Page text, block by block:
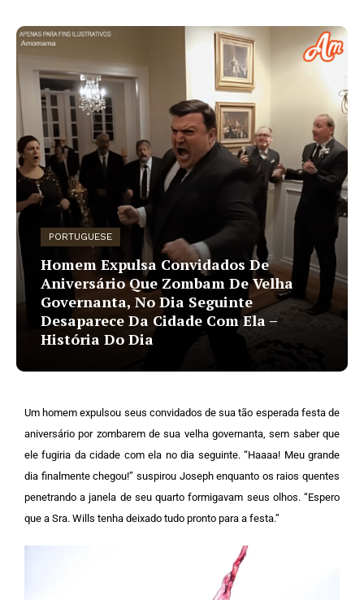
PORTUGUESE
Homem Expulsa Convidados De
Aniversário Que Zombam De Velha
Governanta, No Dia Seguinte
Desaparece Da Cidade Com Ela –
História Do Dia
Um homem expulsou seus convidados de sua tão esperada festa de
aniversário por zombarem de sua velha governanta, sem saber que
ele fugiria da cidade com ela no dia seguinte.“Haaaa! Meu grande
dia finalmente chegou!” suspirou Joseph enquanto os raios quentes
penetrando a janela de seu quarto formigavam seus olhos. “Espero
que a Sra. Wills tenha deixado tudo pronto para a festa.”